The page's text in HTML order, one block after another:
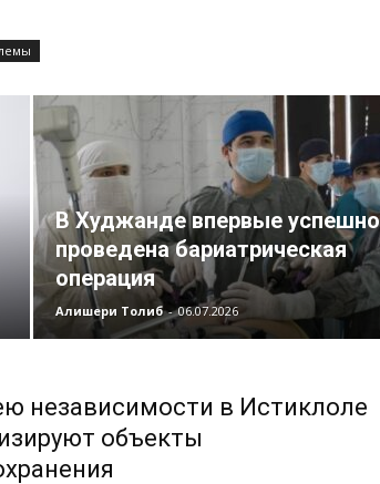
В Худжанде впервые успешно
проведена бариатрическая
операция
Алишери Толиб - 06.07.2026
независимости в Истиклоле
объекты